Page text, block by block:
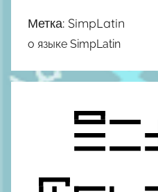
Метка: SimpLatin
о языке SimpLatin